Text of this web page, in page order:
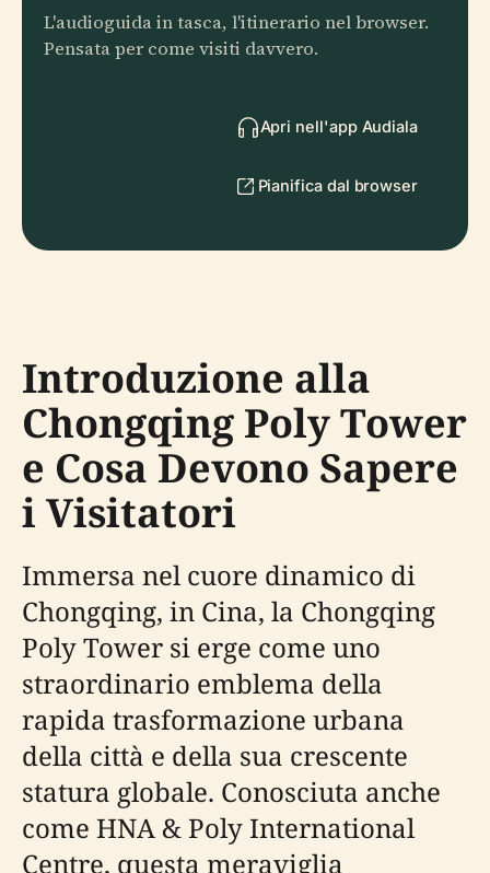
L'audioguida in tasca, l'itinerario nel browser.
Pensata per come visiti davvero.
Apri nell'app Audiala
Pianifica dal browser
Introduzione alla
Chongqing Poly Tower
e Cosa Devono Sapere
i Visitatori
Immersa nel cuore dinamico di
Chongqing, in Cina, la Chongqing
Poly Tower si erge come uno
straordinario emblema della
rapida trasformazione urbana
della città e della sua crescente
statura globale. Conosciuta anche
come HNA & Poly International
Centre, questa meraviglia